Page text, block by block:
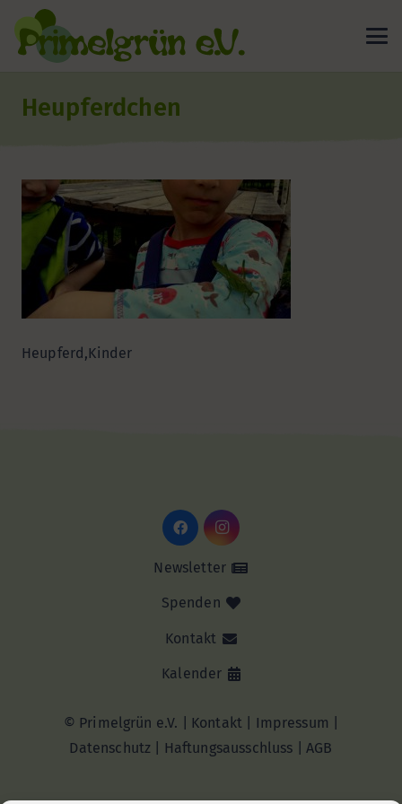
Heupferdchen
Heupferd,Kinder
Newsletter
Spenden
Kontakt
Kalender
© Primelgrün e.V. | Kontakt Impressum
Datenschutz
Haftungsausschluss |AGB